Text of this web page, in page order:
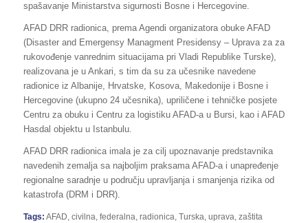
spašavanje Ministarstva sigurnosti Bosne i Hercegovine.
AFAD DRR radionica, prema Agendi organizatora obuke AFAD
(Disaster and Emergensy Managment Presidensy – Uprava za za
rukovođenje vanrednim situacijama pri Vladi Republike Turske),
realizovana je u Ankari, s tim da su za učesnike navedene
radionice iz Albanije, Hrvatske, Kosova, Makedonije i Bosne i
Hercegovine (ukupno 24 učesnika), upriličene i tehničke posjete
Centru za obuku i Centru za logistiku AFAD-a u Bursi, kao i AFAD
Hasdal objektu u Istanbulu.
AFAD DRR radionica imala je za cilj upoznavanje predstavnika
navedenih zemalja sa najboljim praksama AFAD-a i unapređenje
regionalne saradnje u području upravljanja i smanjenja rizika od
katastrofa (DRM i DRR).
Tags: AFAD civilna federalna radionica Turska uprava zaštita